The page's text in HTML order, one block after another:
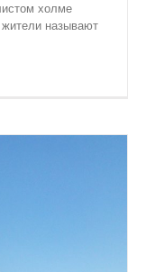
холме
называют